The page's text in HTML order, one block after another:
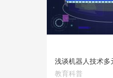
浅谈机器人技术多
教育科普